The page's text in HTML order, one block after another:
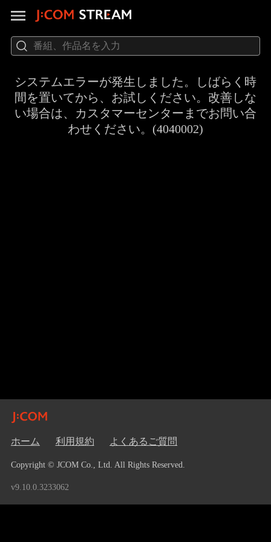
システムエラーが発生しました。しばらく時
間を置いてから、お試しください。改善しな
い場合は、カスタマーセンターまでお問い合
わせください。(4040002)
ホーム 利用規約 よくあるご質問
Copyright © JCOM Co., Ltd. All Rights Reserved.
v9.10.0.3233062